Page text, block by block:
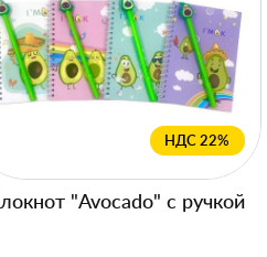
НДС 22%
"Avocado" с ручкой